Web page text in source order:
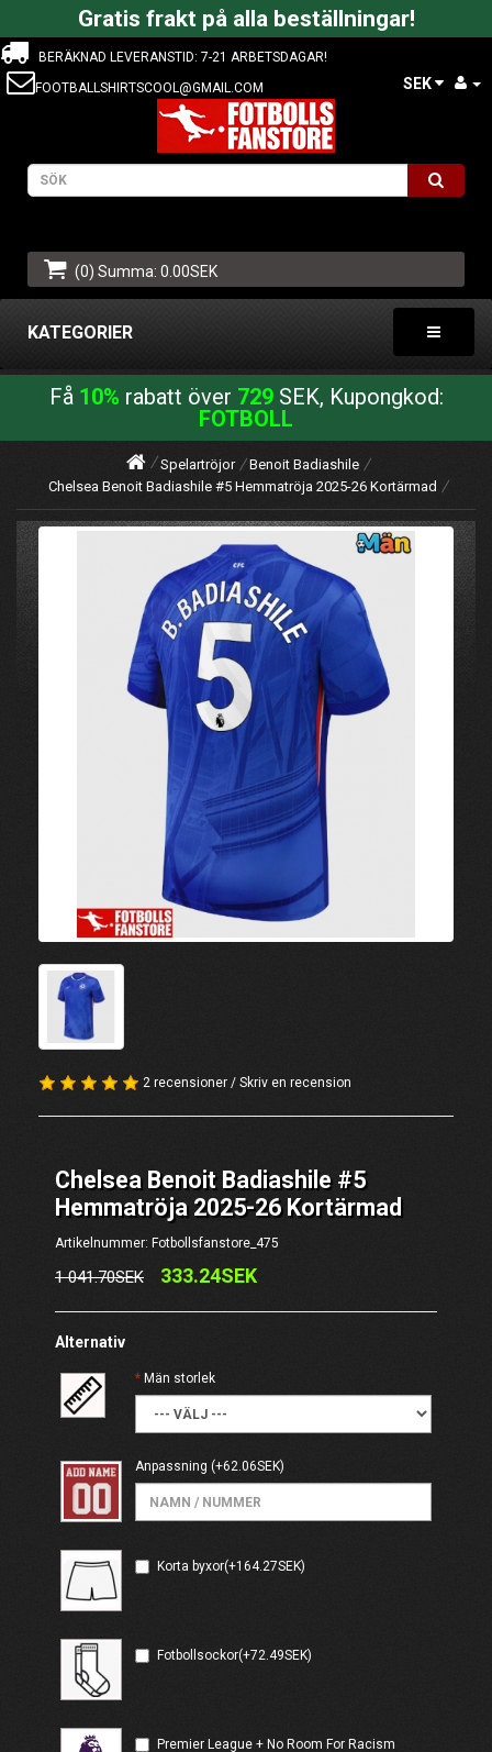
Gratis frakt på alla beställningar!
BERÄKNAD LEVERANSTID: 7-21 ARBETSDAGAR!
FOOTBALLSHIRTSCOOL@GMAIL.COM
SEK
(0) Summa: 0.00SEK
KATEGORIER
Få 10% rabatt över 729SEK, Kupongkod:
FOTBOLL
Spelartröjor
Benoit Badiashile
Chelsea Benoit Badiashile #5 Hemmatröja 2025-26 Kortärmad
2 recensioner / Skriv en recension
Chelsea Benoit Badiashile #5
Hemmatröja 2025-26 Kortärmad
Artikelnummer: Fotbollsfanstore_475
1 041.70SEK 333.24SEK
Alternativ
Män storlek
Anpassning (+62.06SEK)
Korta byxor(+164.27SEK)
Fotbollsockor(+72.49SEK)
Premier League + No Room For Racism